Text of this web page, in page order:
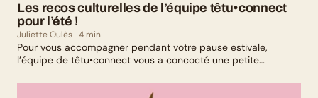
Les recos culturelles de l’équipe têtu•connect
pour l’été !
Juliette Oulès 4 min
Pour vous accompagner pendant votre pause estivale,
l’équipe de têtu•connect vous a concocté une petite
culturelle : il y en a pour tous les goûts !